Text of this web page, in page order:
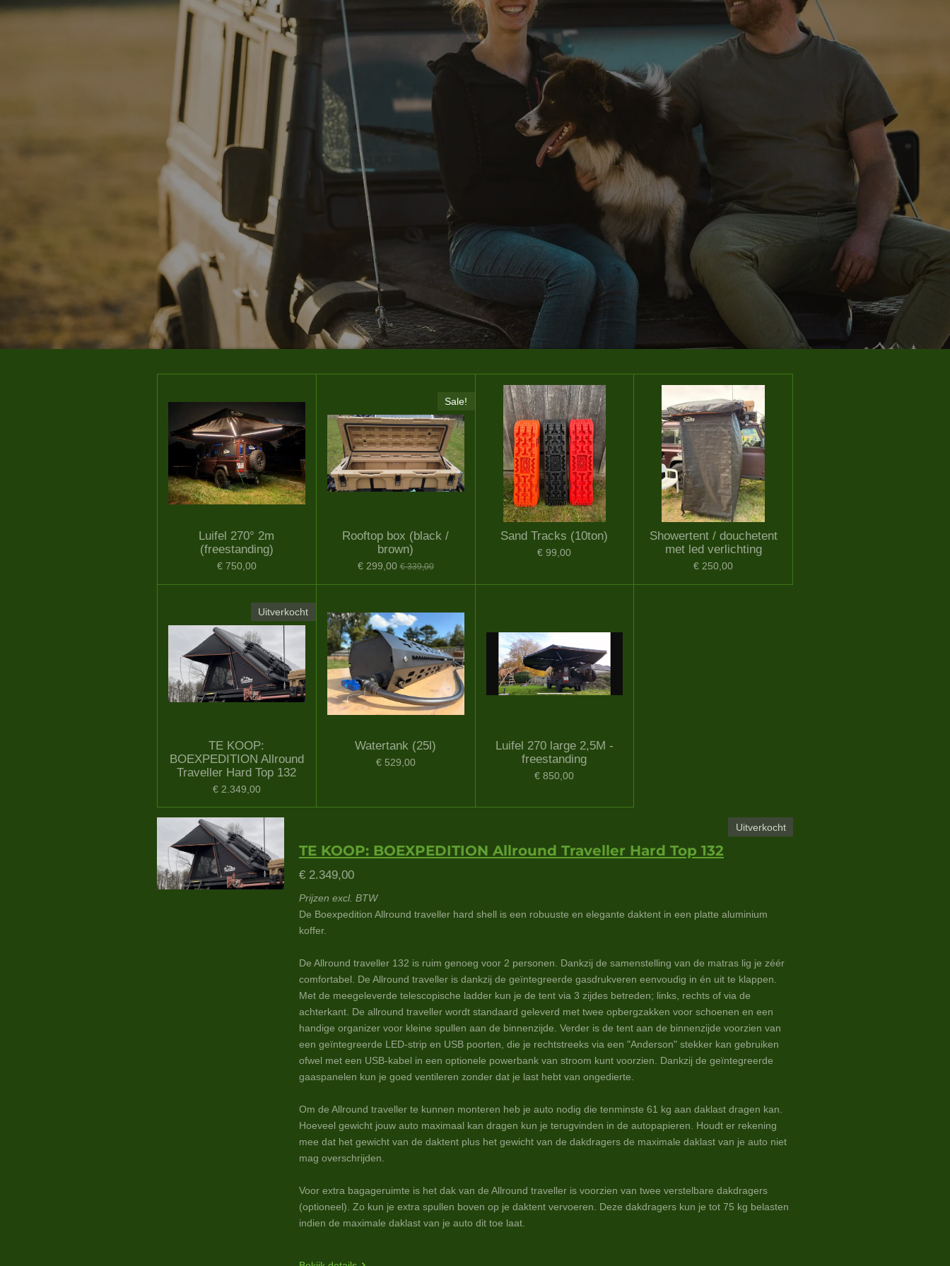
Luifel 270° 2m
(freestanding)
€ 750,00
Sale!
Rooftop box (black /
brown)
€ 299,00 € 339,00
Sand Tracks (10ton)
€ 99,00
Showertent / douchetent
met led verlichting
€ 250,00
Uitverkocht
TE KOOP:
BOEXPEDITION Allround
Traveller Hard Top 132
€ 2.349,00
Watertank (25l)
€ 529,00
Luifel 270 large 2,5M -
freestanding
€ 850,00
Uitverkocht
TE KOOP: BOEXPEDITION Allround Traveller Hard Top 132
€ 2.349,00
Prijzen excl. BTW
De Boexpedition Allround traveller hard shell is een robuuste en elegante daktent in een platte aluminium
koffer.
De Allround traveller 132 is ruim genoeg voor 2 personen. Dankzij de samenstelling van de matras lig je zéér
comfortabel. De Allround traveller is dankzij de geïntegreerde gasdrukveren eenvoudig in én uit te klappen.
Met de meegeleverde telescopische ladder kun je de tent via 3 zijdes betreden; links, rechts of via de
achterkant. De allround traveller wordt standaard geleverd met twee opbergzakken voor schoenen en een
handige organizer voor kleine spullen aan de binnenzijde. Verder is de tent aan de binnenzijde voorzien van
een geïntegreerde LED-strip en USB poorten, die je rechtstreeks via een "Anderson" stekker kan gebruiken
ofwel met een USB-kabel in een optionele powerbank van stroom kunt voorzien. Dankzij de geïntegreerde
gaaspanelen kun je goed ventileren zonder dat je last hebt van ongedierte.
Om de Allround traveller te kunnen monteren heb je auto nodig die tenminste 61 kg aan daklast dragen kan.
Hoeveel gewicht jouw auto maximaal kan dragen kun je terugvinden in de autopapieren. Houdt er rekening
mee dat het gewicht van de daktent plus het gewicht van de dakdragers de maximale daklast van je auto niet
mag overschrijden.
Voor extra bagageruimte is het dak van de Allround traveller is voorzien van twee verstelbare dakdragers
(optioneel). Zo kun je extra spullen boven op je daktent vervoeren. Deze dakdragers kun je tot 75 kg belasten
indien de maximale daklast van je auto dit toe laat.